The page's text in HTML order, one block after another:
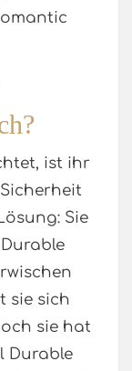
ist ihr
Sie
sie sich
sie hat
Durable